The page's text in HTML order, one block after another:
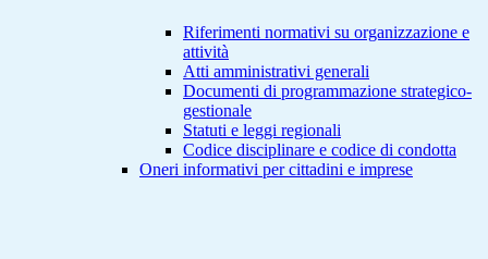
Riferimenti normativi su organizzazione e
attività
Atti amministrativi generali
Documenti di programmazione strategico-
gestionale
Statuti e leggi regionali
Codice disciplinare e codice di condotta
Oneri informativi per cittadini e imprese